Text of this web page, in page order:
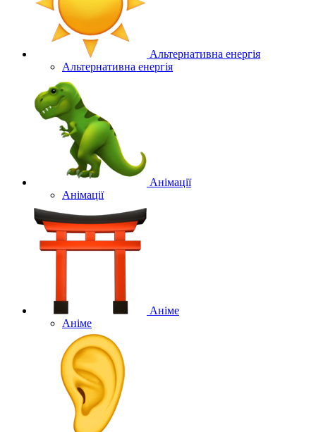
Альтернативна енергія
Альтернативна енергія
Анімації
Анімації
Аніме
Аніме